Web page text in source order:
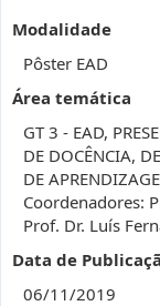
Modalidade
Pôster EAD
Área temática
GT 3 - EAD,
DE DOCÊNCIA,
DE
Coordenadores:
Prof. Dr. Luís
Data de
06/11/2019